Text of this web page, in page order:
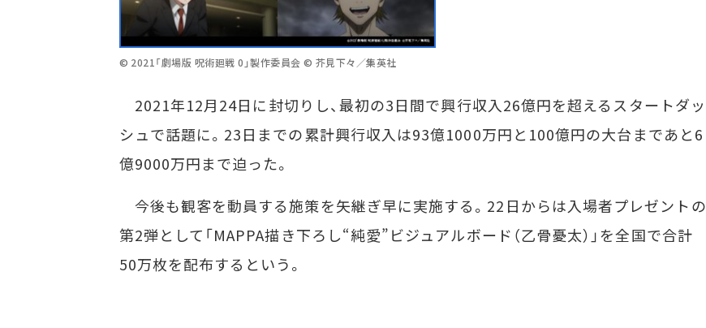
© 2021「劇場版 呪術廻戦 0」製作委員会 © 芥見下々／集英社
2021年12月24日に封切りし、最初の3日間で興行収入26億円を超えるスタートダッ
シュで話題に。23日までの累計興行収入は93億1000万円と100億円の大台まであと6
億9000万円まで迫った。
今後も観客を動員する施策を矢継ぎ早に実施する。22日からは入場者プレゼントの
第2弾として「MAPPA描き下ろし“純愛”ビジュアルボード（乙骨憂太）」を全国で合計
50万枚を配布するという。